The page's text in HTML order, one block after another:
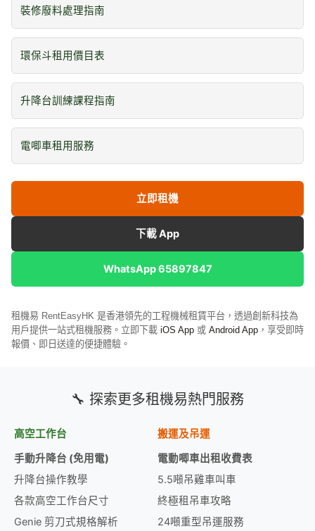
裝修廢料處理指南
環保斗租用價目表
升降台訓練課程指南
電唧車租用服務
立即租機
下載 App
WhatsApp 65897847
租機易 RentEasyHK 是香港領先的工程機械租賃平台，透過創新科技為
用戶提供一站式租機服務。立即下載 iOS App 或 Android App ，享受即時
報價、即日送達的便捷體驗。
🔧 探索更多租機易熱門服務
高空工作台
手動升降台 (免用電)
升降台操作教學
各款高空工作台尺寸
Genie 剪刀式規格解析
搬運及吊運
電動唧車出租收費表
5.5噸吊雞車叫車
終極租吊車攻略
24噸重型吊運服務